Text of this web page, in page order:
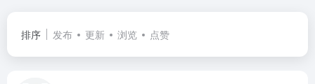
排序 发布 更新 浏览 点赞